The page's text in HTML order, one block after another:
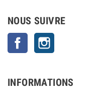
NOUS SUIVRE
Facebook
INFORMATIONS